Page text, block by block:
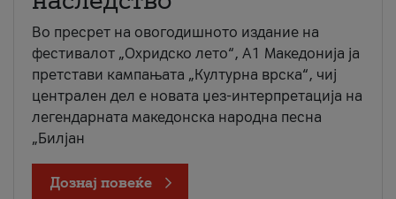
Во пресрет на овогодишното издание на
фестивалот „Охридско лето“, А1 Македонија ја
претстави кампањата „Културна врска“, чиј
централен дел е новата џез-интерпретација на
легендарната македонска народна песна
„Билјан
Дознај повеќе